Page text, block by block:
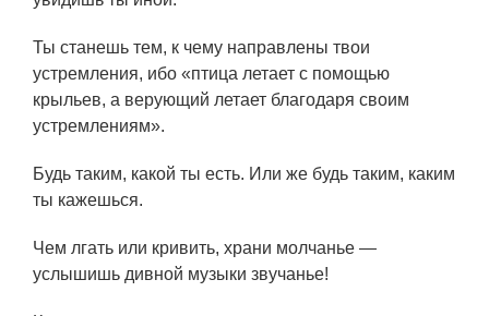
Ты станешь тем, к чему направлены твои
устремления, ибо «птица летает с помощью
крыльев, а верующий летает благодаря своим
устремлениям».
Будь таким, какой ты есть. Или же будь таким, каким
ты кажешься.
Чем лгать или кривить, храни молчанье —
услышишь дивной музыки звучанье!